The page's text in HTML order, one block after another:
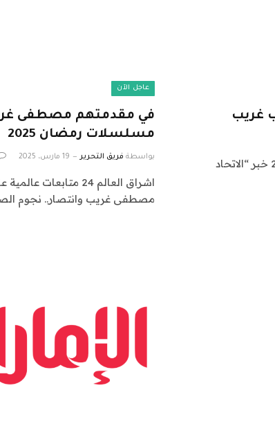
غريب
اشراق العالم 24 متابعات عالمية عاجلة: نقدم لكم في اشراق العالم24 خبر “الاتحاد
عاجل الآن
في مقدمتهم مصطفى
مسلسلات رمضان 2025
بواسطة فريق التحرير 19 مارس، 2025
مصطفى غريب وانتصار.. نجوم